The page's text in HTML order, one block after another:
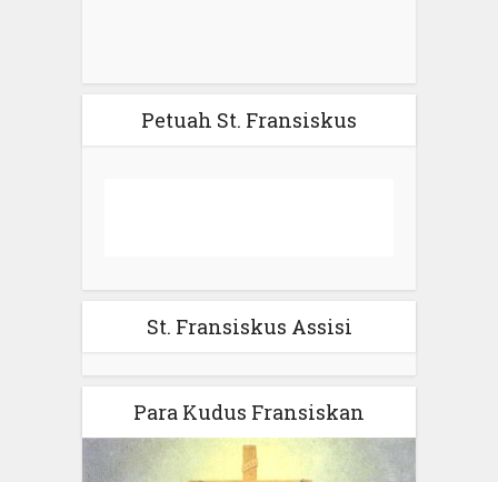
Petuah St. Fransiskus
St. Fransiskus Assisi
Para Kudus Fransiskan